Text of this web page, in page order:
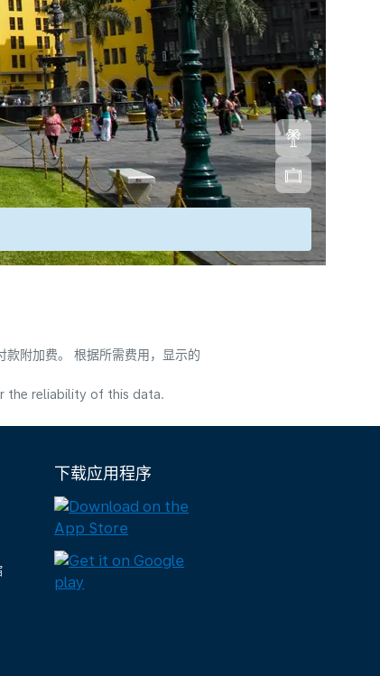
附加费。 根据所需费用，显示的
the reliability of this data.
下载应用程序